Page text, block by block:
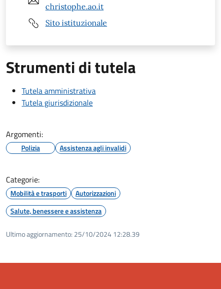
christophe.ao.it
Sito istituzionale
Strumenti di tutela
Tutela amministrativa
Tutela giurisdizionale
Argomenti:
Polizia Assistenza agli invalidi
Categorie:
Mobilità e trasporti
Autorizzazioni
Salute, benessere e assistenza
Ultimo aggiornamento: 25/10/2024 12:28.39